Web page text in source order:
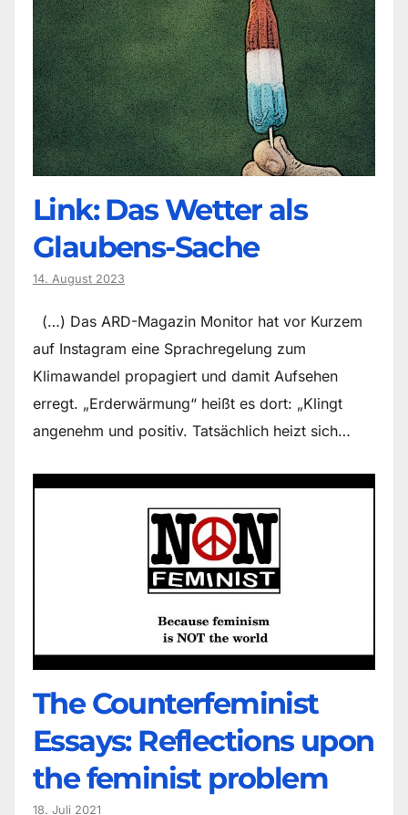
Link: Das Wetter als
Glaubens-Sache
14. August 2023
(…) Das ARD-Magazin Monitor hat vor Kurzem
auf Instagram eine Sprachregelung zum
Klimawandel propagiert und damit Aufsehen
erregt. „Erderwärmung“ heißt es dort: „Klingt
angenehm und positiv. Tatsächlich heizt sich…
The Counter­feminist
Essays: Reflections upon
the feminist problem
18. Juli 2021